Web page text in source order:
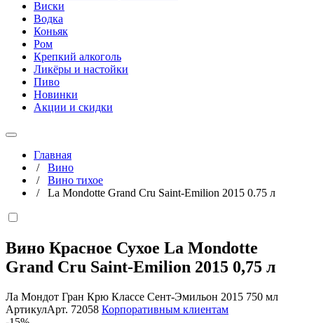
Виски
Водка
Коньяк
Ром
Крепкий алкоголь
Ликёры и настойки
Пиво
Новинки
Акции и скидки
Главная
/ Вино
/ Вино тихое
/ La Mondotte Grand Cru Saint-Emilion 2015 0.75 л
Вино Красное Сухое La Mondotte
Grand Cru Saint-Emilion 2015 0,75 л
Ла Мондот Гран Крю Классе Сент-Эмильон 2015 750 мл
АртикулАрт. 72058 Корпоративным клиентам